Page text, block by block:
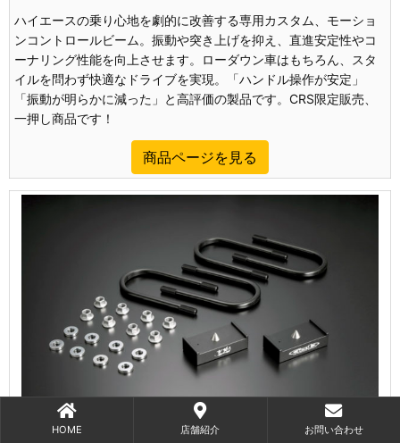
ハイエースの乗り心地を劇的に改善する専用カスタム、モーショ
ンコントロールビーム。振動や突き上げを抑え、直進安定性やコ
ーナリング性能を向上させます。ローダウン車はもちろん、スタ
イルを問わず快適なドライブを実現。「ハンドル操作が安定」
「振動が明らかに減った」と高評価の製品です。CRS限定販売、
一押し商品です！
商品ページを見る
HOME 店舗紹介 お問い合わせ